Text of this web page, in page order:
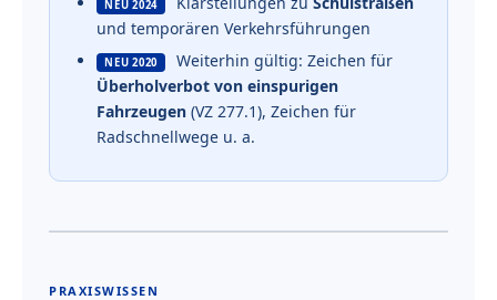
NEU 2024
und temporären Verkehrsführungen
NEU 2020
Weiterhin gültig: Zeichen für
Überholverbot von einspurigen
Fahrzeugen (VZ 277.1), Zeichen für
Radschnellwege u. a.
PRAXISWISSEN